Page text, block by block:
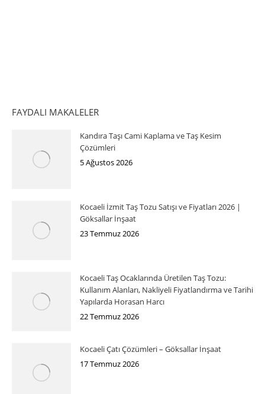
FAYDALI MAKALELER
Kandıra Taşı Cami Kaplama ve Taş Kesim
Çözümleri
5 Ağustos 2026
Kocaeli İzmit Taş Tozu Satışı ve Fiyatları 2026 |
Göksallar İnşaat
23 Temmuz 2026
Kocaeli Taş Ocaklarında Üretilen Taş Tozu:
Kullanım Alanları, Nakliyeli Fiyatlandırma ve Tarihi
Yapılarda Horasan Harcı
22 Temmuz 2026
Kocaeli Çatı Çözümleri – Göksallar İnşaat
17 Temmuz 2026